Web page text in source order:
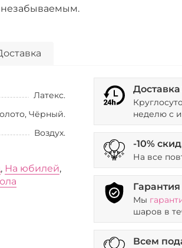
незабываемым.
Латекс.
Чёрный.
Воздух.
, На юбилей,
неделю с
-10%
На все
Мы
шаров в
Всем